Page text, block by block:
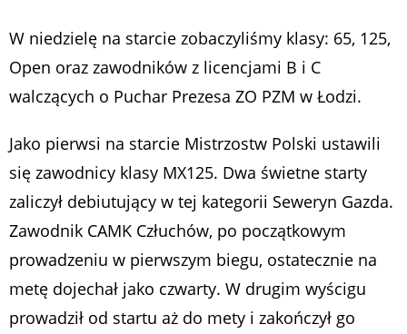
W niedzielę na starcie zobaczyliśmy klasy: 65, 125,
Open oraz zawodników z licencjami B i C
walczących o Puchar Prezesa ZO PZM w Łodzi.
Jako pierwsi na starcie Mistrzostw Polski ustawili
się zawodnicy klasy MX125. Dwa świetne starty
zaliczył debiutujący w tej kategorii Seweryn Gazda.
Zawodnik CAMK Człuchów, po początkowym
prowadzeniu w pierwszym biegu, ostatecznie na
metę dojechał jako czwarty. W drugim wyścigu
prowadził od startu aż do mety i zakończył go